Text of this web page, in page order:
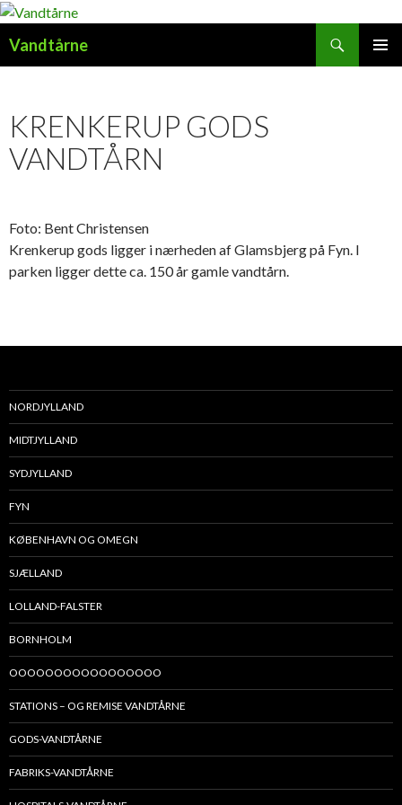
Vandtårne
KRENKERUP GODS
VANDTÅRN
Foto: Bent Christensen
Krenkerup gods ligger i nærheden af Glamsbjerg på Fyn. I
parken ligger dette ca. 150 år gamle vandtårn.
NORDJYLLAND
MIDTJYLLAND
SYDJYLLAND
FYN
KØBENHAVN OG OMEGN
SJÆLLAND
LOLLAND-FALSTER
BORNHOLM
OOOOOOOOOOOOOOOOO
STATIONS – OG REMISE VANDTÅRNE
GODS-VANDTÅRNE
FABRIKS-VANDTÅRNE